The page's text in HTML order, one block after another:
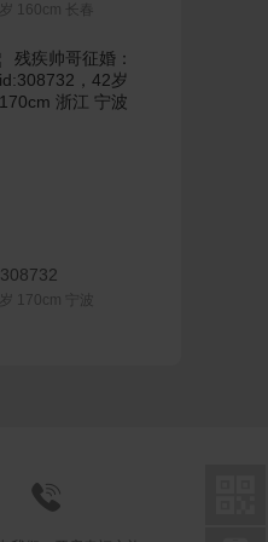
岁 160cm 长春
联系Ta
岁 170cm 宁波
